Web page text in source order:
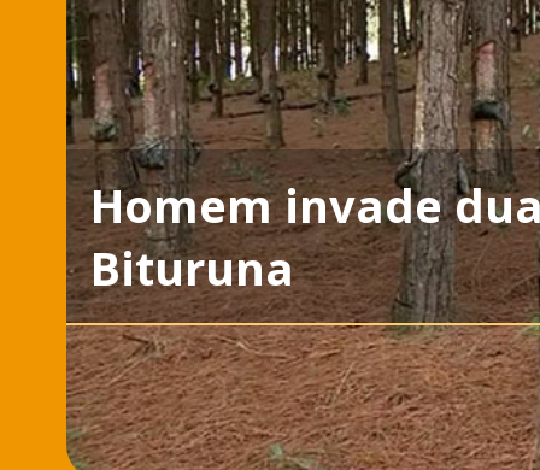
Homem invade
Bituruna